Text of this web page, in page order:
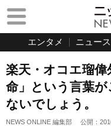
エンタメ ニュース
楽天・オコエ瑠
命」という言葉
ないでしょう。
NEWS ONLINE 編集部 公開：